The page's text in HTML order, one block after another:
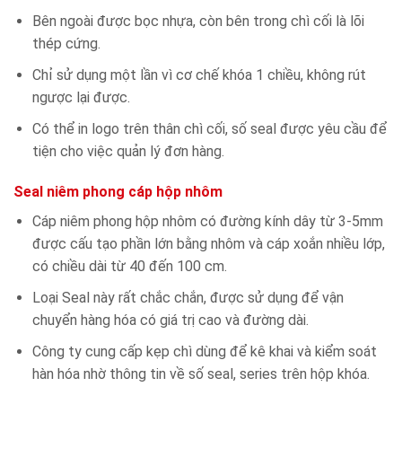
Bên ngoài được bọc nhựa, còn bên trong chì cối là lõi
thép cứng.
Chỉ sử dụng một lần vì cơ chế khóa 1 chiều, không rút
ngược lại được.
Có thể in logo trên thân chì cối, số seal được yêu cầu để
tiện cho việc quản lý đơn hàng.
Seal niêm phong cáp hộp nhôm
Cáp niêm phong hộp nhôm có đường kính dây từ 3-5mm
được cấu tạo phần lớn bằng nhôm và cáp xoắn nhiều lớp,
có chiều dài từ 40 đến 100 cm.
Loại Seal này rất chắc chắn, được sử dụng để vận
chuyển hàng hóa có giá trị cao và đường dài.
Công ty cung cấp kẹp chì dùng để kê khai và kiểm soát
hàn hóa nhờ thông tin về số seal, series trên hộp khóa.